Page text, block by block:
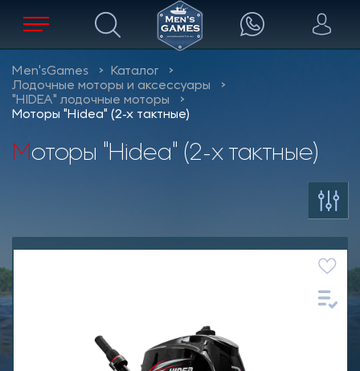
Men'sGames
Каталог
Лодочные моторы и аксессуары
"HIDEA" лодочные моторы
Моторы "Hidea" (2-х тактные)
Моторы "Hidea" (2-х тактные)